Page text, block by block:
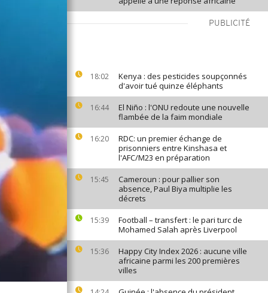
PUBLICITÉ
18:02
Kenya : des pesticides soupçonnés
d'avoir tué quinze éléphants
16:44
El Niño : l'ONU redoute une nouvelle
flambée de la faim mondiale
16:20
RDC: un premier échange de
prisonniers entre Kinshasa et
l'AFC/M23 en préparation
15:45
Cameroun : pour pallier son
absence, Paul Biya multiplie les
décrets
15:39
Football – transfert : le pari turc de
Mohamed Salah après Liverpool
15:36
Happy City Index 2026 : aucune ville
africaine parmi les 200 premières
villes